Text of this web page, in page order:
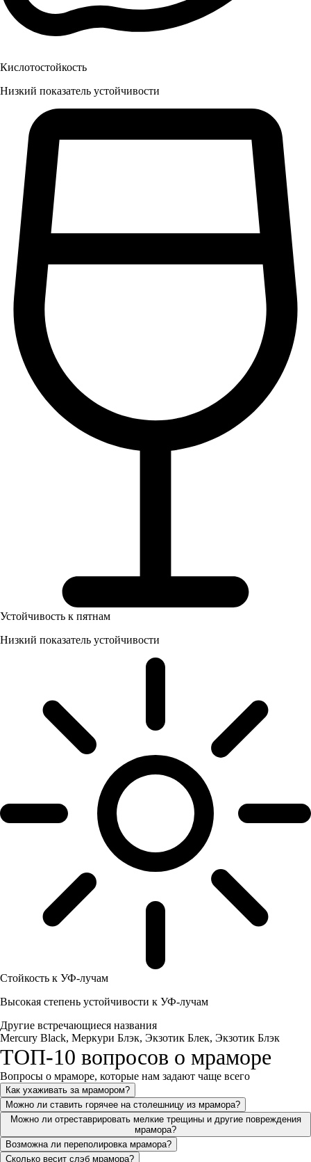
Кислотостойкость
Низкий показатель устойчивости
Устойчивость к пятнам
Низкий показатель устойчивости
Стойкость к УФ-лучам
Высокая степень устойчивости к УФ-лучам
Другие встречающиеся названия
Mercury Black, Меркури Блэк, Экзотик Блек, Экзотик Блэк
ТОП-10 вопросов о мраморе
Вопросы о мраморе, которые нам задают чаще всего
Как ухаживать за мрамором?
Можно ли ставить горячее на столешницу из мрамора?
Можно ли отреставрировать мелкие трещины и другие повреждения
мрамора?
Возможна ли переполировка мрамора?
Сколько весит слэб мрамора?